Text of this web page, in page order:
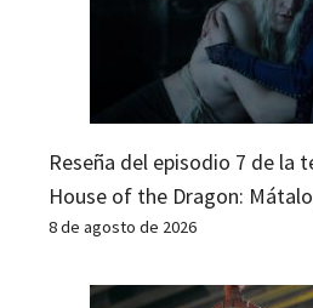
Reseña del episodio 7 de la
House of the Dragon:
8 de agosto de 2026